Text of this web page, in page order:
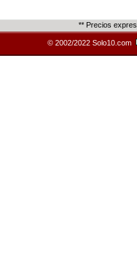
** Precios
© 2002/2022 Solo10.com